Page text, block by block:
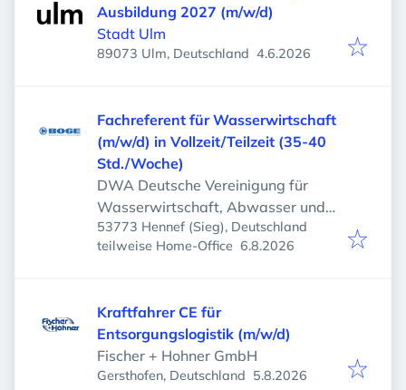
Ausbildung 2027 (m/w/d)
Stadt Ulm
89073 Ulm, Deutschland Veröffentlicht
4.6.2026
Fachreferent für Wasserwirtschaft
(m/w/d) in Vollzeit/Teilzeit (35-40
Std./Woche)
DWA Deutsche Vereinigung für
Wasserwirtschaft, Abwasser und
Abfall e.V.
53773 Hennef (Sieg), Deutschland
teilweise Home-Office Veröffentlicht
6.8.2026
Kraftfahrer CE für
Entsorgungslogistik (m/w/d)
Fischer + Hohner GmbH
Gersthofen, Deutschland Veröffentlicht
5.8.2026